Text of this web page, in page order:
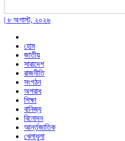
| ৮ অগাস্ট, ২০২৬
হোম
জাতীয়
সারাদেশ
রাজনীতি
সংগঠন
অপরাধ
শিক্ষা
বানিজ্য
বিনোদন
আর্ন্তজাতিক
খেলাধুলা